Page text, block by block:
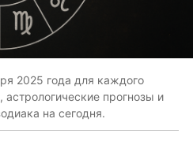
2025 года для каждого
астрологические прогнозы и
на сегодня.